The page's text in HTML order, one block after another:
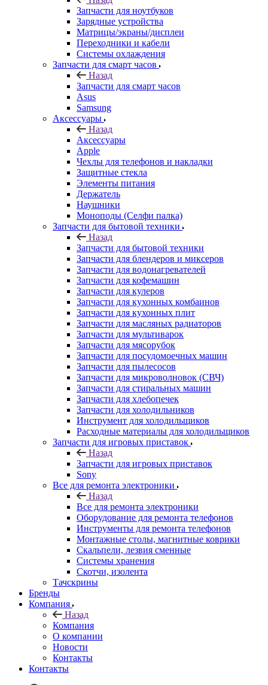
Запчасти для ноутбуков
Зарядные устройства
Матрицы/экраны/дисплеи
Переходники и кабели
Системы охлаждения
Запчасти для смарт часов
Назад
Запчасти для смарт часов
Asus
Samsung
Аксессуары
Назад
Аксессуары
Apple
Чехлы для телефонов и накладки
Защитные стекла
Элементы питания
Держатель
Наушники
Моноподы (Селфи палка)
Запчасти для бытовой техники
Назад
Запчасти для бытовой техники
Запчасти для блендеров и миксеров
Запчасти для водонагревателей
Запчасти для кофемашин
Запчасти для кулеров
Запчасти для кухонных комбаинов
Запчасти для кухонных плит
Запчасти для масляных радиаторов
Запчасти для мультиварок
Запчасти для мясорубок
Запчасти для посудомоечных машин
Запчасти для пылесосов
Запчасти для микроволновок (СВЧ)
Запчасти для стиральных машин
Запчасти для хлебопечек
Запчасти для холодильников
Инструмент для холодильщиков
Расходные материалы для холодильщиков
Запчасти для игровых приставок
Назад
Запчасти для игровых приставок
Sony
Все для ремонта электроники
Назад
Все для ремонта электроники
Оборудование для ремонта телефонов
Инструменты для ремонта телефонов
Монтажные столы, магнитные коврики
Скальпели, лезвия сменные
Системы хранения
Скотчи, изолента
Тачскрины
Бренды
Компания
Назад
Компания
О компании
Новости
Контакты
Контакты